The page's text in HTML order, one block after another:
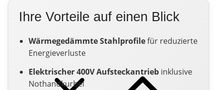
Ihre Vorteile auf einen Blick
Wärmegedämmte Stahlprofilefür reduzierte
Energieverluste
Elektrischer 400V Aufsteckantrieb inklusive
Nothandkurbel